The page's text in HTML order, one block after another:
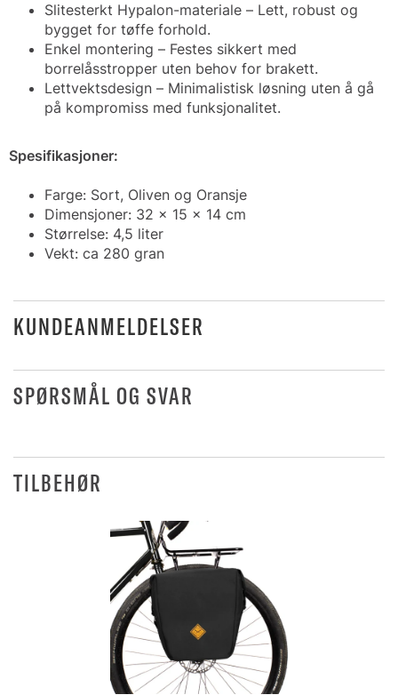
Slitesterkt Hypalon-materiale – Lett, robust og
bygget for tøffe forhold.
Enkel montering – Festes sikkert med
borrelåsstropper uten behov for brakett.
Lettvektsdesign – Minimalistisk løsning uten å gå
på kompromiss med funksjonalitet.
Spesifikasjoner:
Farge: Sort, Oliven og Oransje
Dimensjoner: 32 x 15 x 14 cm
Størrelse: 4,5 liter
Vekt: ca 280 gran
KUNDEANMELDELSER
SPØRSMÅL OG SVAR
TILBEHØR